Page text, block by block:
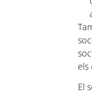
els
El